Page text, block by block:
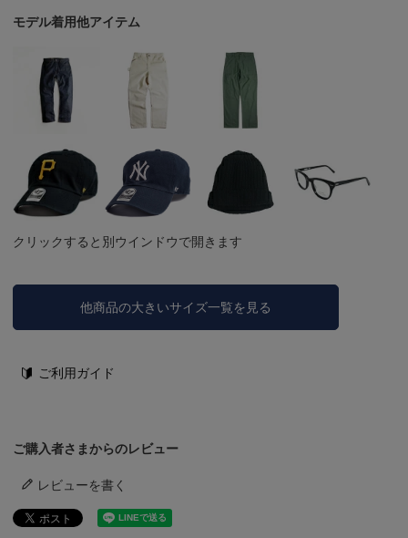
モデル着用他アイテム
クリックすると別ウインドウで開きます
他商品の大きいサイズ一覧を見る
ご利用ガイド
ご購入者さまからのレビュー
レビューを書く